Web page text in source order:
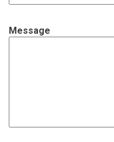
Message